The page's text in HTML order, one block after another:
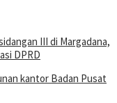
III di Margadana,
DPRD